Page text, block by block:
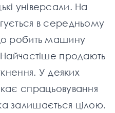
універсали. На
в середньому
робить машину
продають
У деяких
спрацьовування
залишається цілою.